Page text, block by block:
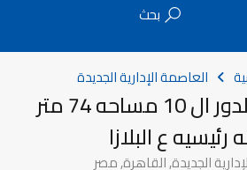
بحث
العاصمة الإدارية الجديدة
مكتب اداري الدور ال 10 مساحه 74 متر
ع البلازا
الجديدة, القاهرة, مصر